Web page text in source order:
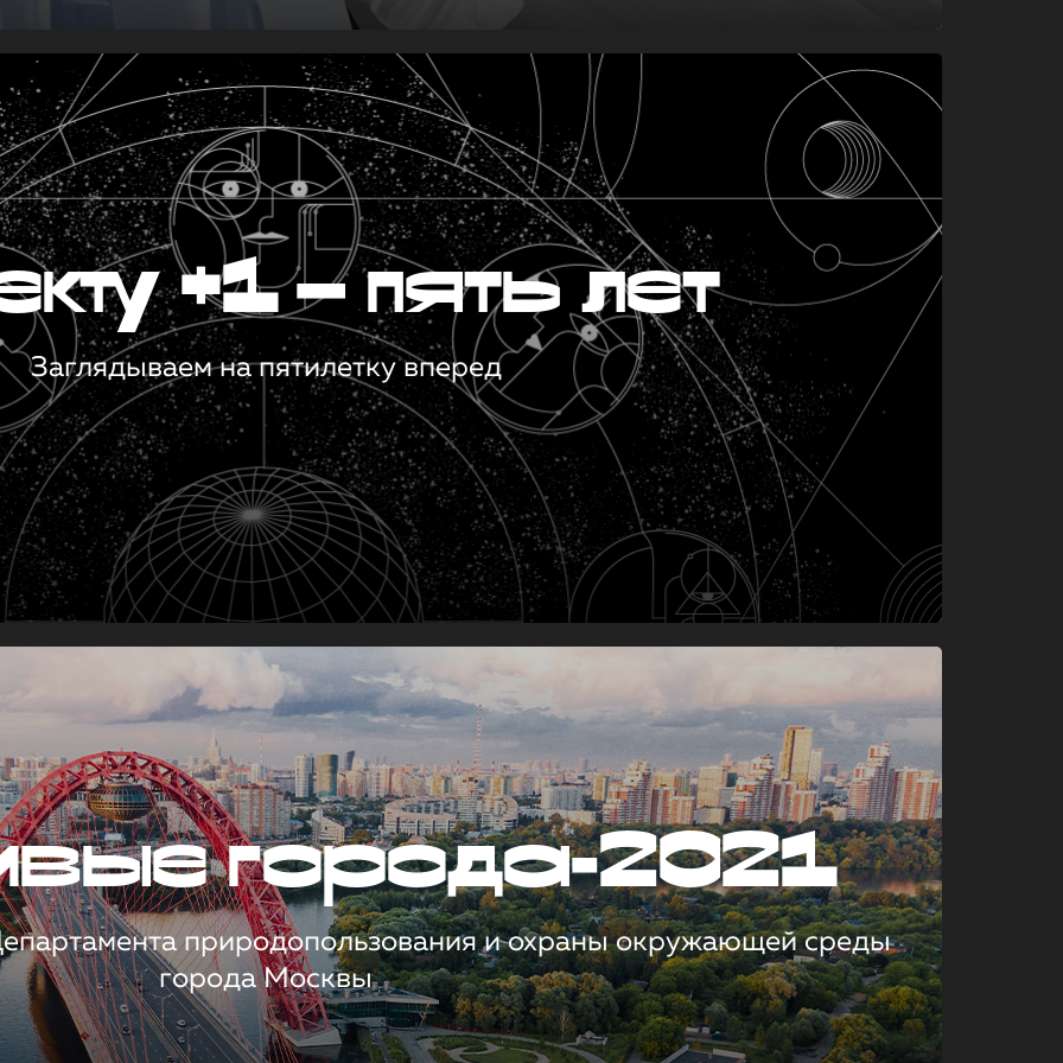
+1 — пять лет
Заглядываем на пятилетку вперед
города-2021
природопользования и охраны окружающей среды
города Москвы